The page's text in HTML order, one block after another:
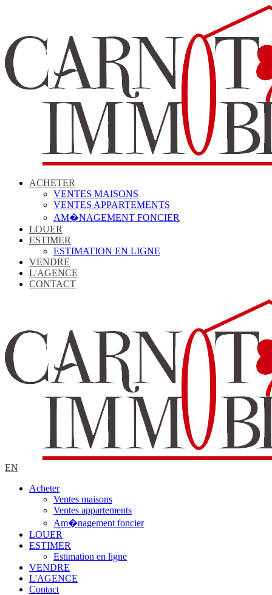
ACHETER
VENTES MAISONS
VENTES APPARTEMENTS
AM�NAGEMENT FONCIER
LOUER
ESTIMER
ESTIMATION EN LIGNE
VENDRE
L'AGENCE
CONTACT
EN
Acheter
Ventes maisons
Ventes appartements
Am�nagement foncier
LOUER
ESTIMER
Estimation en ligne
VENDRE
L'AGENCE
Contact